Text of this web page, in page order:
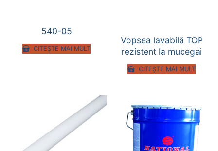
540-05
CITEȘTE MAI MULT
Vopsea lavabilă TOP
rezistent la mucegai
CITEȘTE MAI MULT